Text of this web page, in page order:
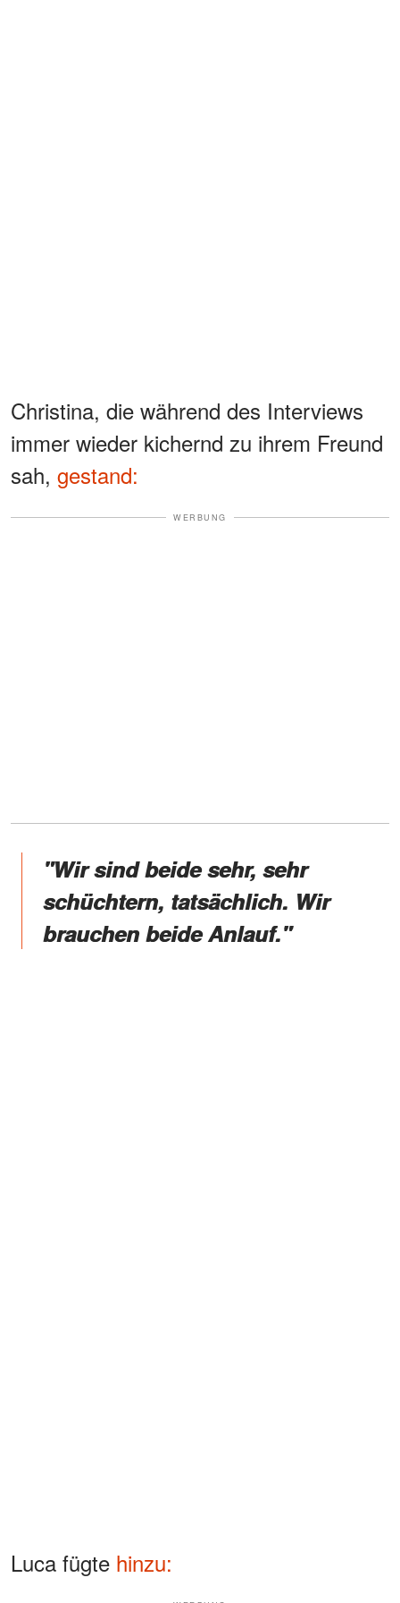
Christina, die während des Interviews
immer wieder kichernd zu ihrem Freund
sah, gestand:
WERBUNG
"Wir sind beide sehr, sehr
schüchtern, tatsächlich. Wir
brauchen beide Anlauf."
Luca fügte hinzu: